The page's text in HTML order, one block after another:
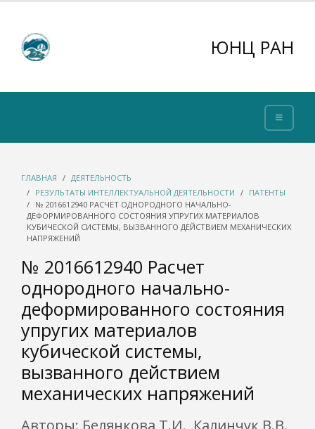
ЮНЦ РАН
ГЛАВНАЯ
ДЕЯТЕЛЬНОСТЬ
РЕЗУЛЬТАТЫ ИНТЕЛЛЕКТУАЛЬНОЙ ДЕЯТЕЛЬНОСТИ
ПАТЕНТЫ
№ 2016612940 РАСЧЕТ ОДНОРОДНОГО НАЧАЛЬНО-
ДЕФОРМИРОВАННОГО СОСТОЯНИЯ УПРУГИХ МАТЕРИАЛОВ
КУБИЧЕСКОЙ СИСТЕМЫ, ВЫЗВАННОГО ДЕЙСТВИЕМ МЕХАНИЧЕСКИХ
НАПРЯЖЕНИЙ
№ 2016612940 Расчет
однородного начально-
деформированного состояния
упругих материалов
кубической системы,
вызванного действием
механических напряжений
Авторы: Белянкова Т.И., Калинчук В.В.,